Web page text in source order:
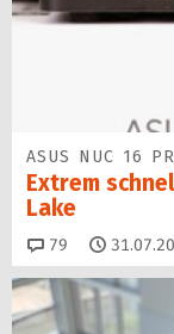
ASUS NUC 16
Extrem
Lake
79 Kommentare